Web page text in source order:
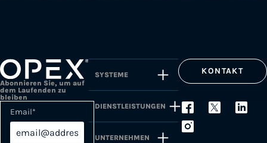
Abonnieren Sie, um auf
dem Laufenden zu
bleiben
Email*
SYSTEME
DIENSTLEISTUNGEN
UNTERNEHMEN
KONTAKT